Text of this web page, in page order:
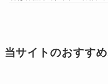
当サイトのおすす